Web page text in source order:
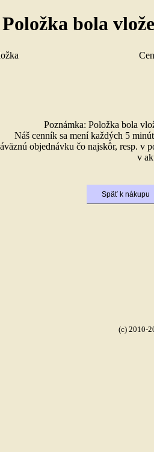
Položka bola
Poznámka: Položka bola
Náš cenník sa mení každých 5
objednávku čo najskôr, resp. v
v
(c) 2010-